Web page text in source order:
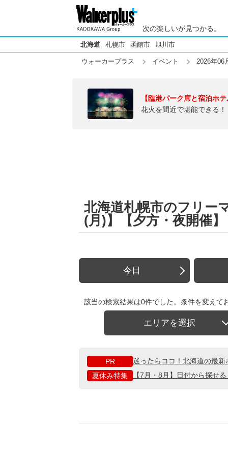
次の楽しいが見つかる。
北海道 札幌市 函館市 旭川市
ウォーカープラス イベント 2026年06
【臨港パーク席と宿泊ホ
花火を間近で堪能できる
北海道札幌市のフリー
(月)】【夕方・夜開催】
今日
該当の検索結果は0件でした。条件を変えて
エリアを選択
PR
迷ったらココ！北海道の最
夏休み特集
【7月・8月】日付から探せ